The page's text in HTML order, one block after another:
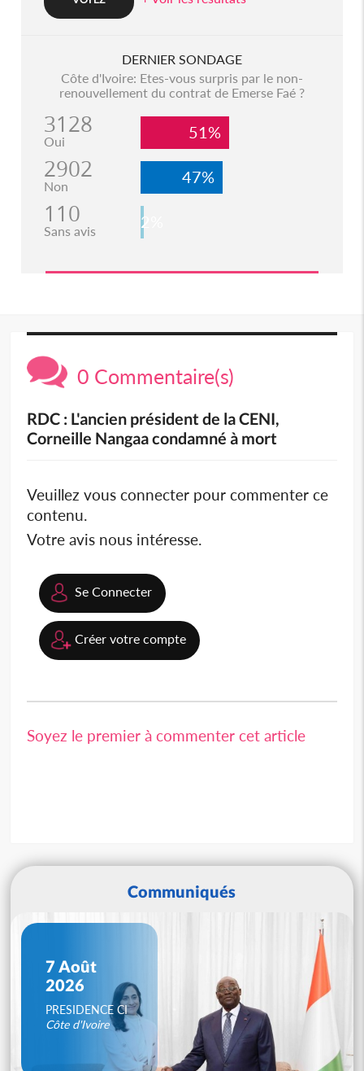
DERNIER SONDAGE
Côte d'Ivoire: Etes-vous surpris par le non-
renouvellement du contrat de Emerse Faé ?
3128
Oui 51%
2902
Non 47%
110
Sans avis 2%
0 Commentaire(s)
RDC : L'ancien président de la CENI,
Corneille Nangaa condamné à mort
Veuillez vous connecter pour commenter ce
contenu.
Votre avis nous intéresse.
Se Connecter
Créer votre compte
Soyez le premier à commenter cet article
Communiqués
7 Août
2026
PRESIDENCE CI
Côte d'Ivoire